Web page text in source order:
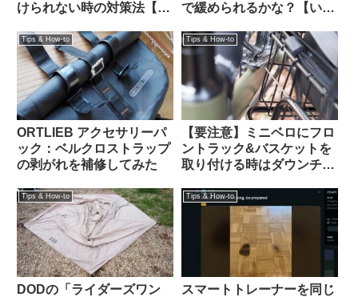
けられない時の対策法【大
で緩められるかな？【いま
Tips & How-to
ORTLIEB アクセサリーパ
ック：ベルクロストラップ
の剥がれを補修してみた
Tips & How-to
【要注意】ミニベロにフロ
ントラック&バスケットを
取り付ける時はダウンチュ
ルを切って確認すべし
Tips & How-to
DODの「ライダーズワン
Tips & How-to
スマートトレーナーを同じ